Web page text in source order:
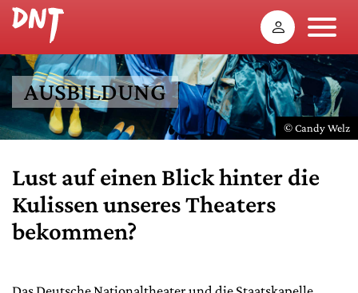
AUSBILDUNG
© Candy Welz
Lust auf einen Blick hinter die
Kulissen unseres Theaters
bekommen?